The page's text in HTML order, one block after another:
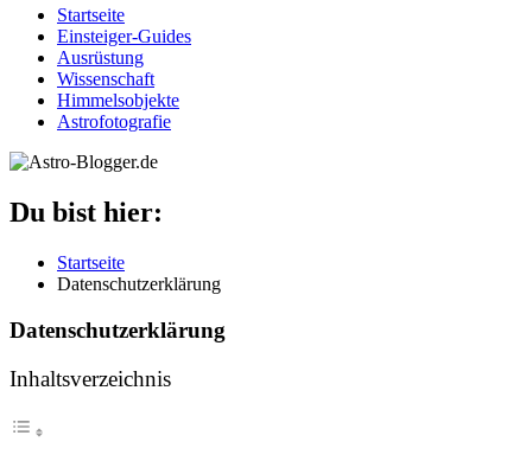
Startseite
Einsteiger-Guides
Ausrüstung
Wissenschaft
Himmelsobjekte
Astrofotografie
Du bist hier:
Startseite
Datenschutzerklärung
Datenschutzerklärung
Inhaltsverzeichnis